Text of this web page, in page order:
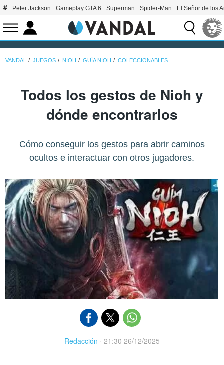
Peter Jackson Gameplay GTA 6 Superman Spider-Man El Señor de los
VANDAL JUEGOS NIOH GUÍA NIOH COLECCIONABLES
Todos los gestos de Nioh y
dónde encontrarlos
Cómo conseguir los gestos para abrir caminos
ocultos e interactuar con otros jugadores.
Redacción · 21:30 26/12/2025